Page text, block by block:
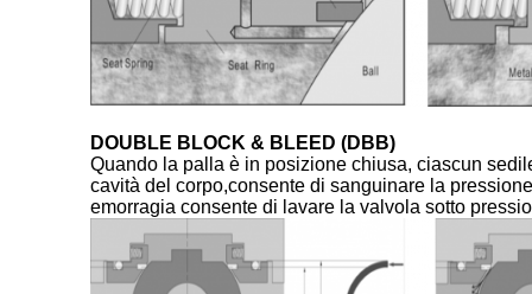
DOUBLE BLOCK & BLEED (DBB)
Quando la palla è in posizione chiusa, ciascun
cavità del corpo,consente di sanguinare la
emorragia consente di lavare la valvola sotto